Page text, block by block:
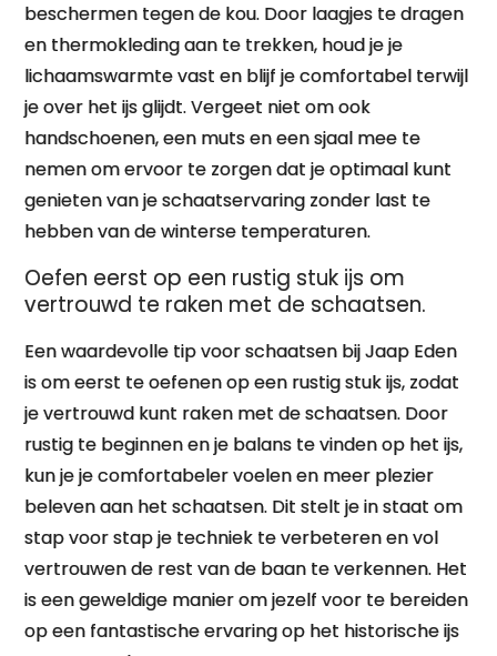
beschermen tegen de kou. Door laagjes te dragen
en thermokleding aan te trekken, houd je je
lichaamswarmte vast en blijf je comfortabel terwijl
je over het ijs glijdt. Vergeet niet om ook
handschoenen, een muts en een sjaal mee te
nemen om ervoor te zorgen dat je optimaal kunt
genieten van je schaatservaring zonder last te
hebben van de winterse temperaturen.
Oefen eerst op een rustig stuk ijs om
vertrouwd te raken met de schaatsen.
Een waardevolle tip voor schaatsen bij Jaap Eden
is om eerst te oefenen op een rustig stuk ijs, zodat
je vertrouwd kunt raken met de schaatsen. Door
rustig te beginnen en je balans te vinden op het ijs,
kun je je comfortabeler voelen en meer plezier
beleven aan het schaatsen. Dit stelt je in staat om
stap voor stap je techniek te verbeteren en vol
vertrouwen de rest van de baan te verkennen. Het
is een geweldige manier om jezelf voor te bereiden
op een fantastische ervaring op het historische ijs